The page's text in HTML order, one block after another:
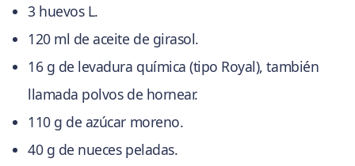
3 huevos L.
120 ml de aceite de girasol.
16 g de levadura química (tipo Royal), también
llamada polvos de hornear.
110 g de azúcar moreno.
40 g de nueces peladas.